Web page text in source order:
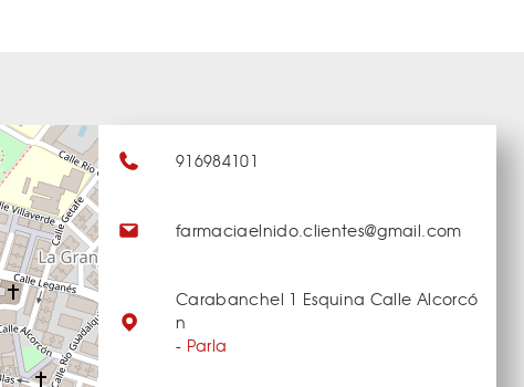
916984101
farmaciaelnido.clientes@gmail.com
Carabanchel 1 Esquina Calle Alcorcó
n
- Parla